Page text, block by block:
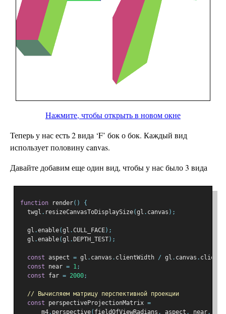
Нажмите, чтобы открыть в новом окне
Теперь у нас есть 2 вида ‘F’ бок о бок. Каждый вид
использует половину canvas.
Давайте добавим еще один вид, чтобы у нас было 3 вида
function render()
{
  twgl
. resizeCanvasToDisplaySize(gl . canvas );
  gl
.enable(gl .CULL_FACE);
  gl
.enable(gl . DEPTH_TEST);
const aspect = gl . canvas . clientWidth / gl . canvas .
const near = 1;
const far = 2000;
// Вычисляем матрицу перспективной проекции
const perspectiveProjectionMatrix =
      m4
. perspective( fieldOfViewRadians , aspect , near,